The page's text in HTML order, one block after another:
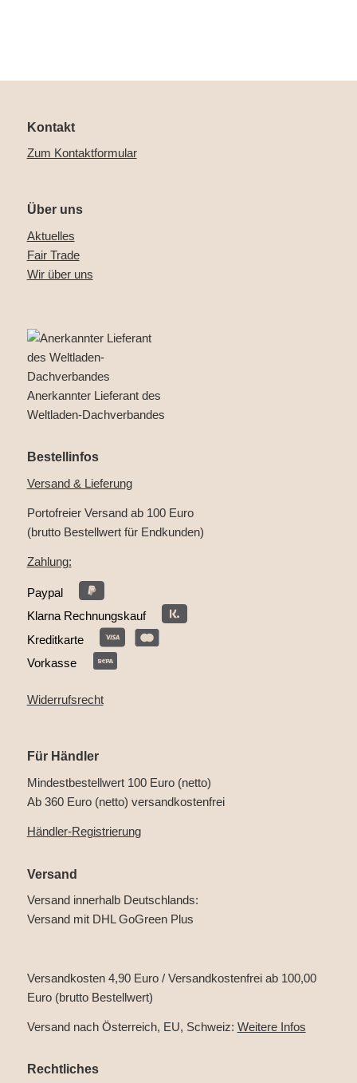
Kontakt
Zum Kontaktformular
Über uns
Aktuelles
Fair Trade
Wir über uns
Anerkannter Lieferant des
Weltladen-Dachverbandes
Bestellinfos
Versand & Lieferung
Portofreier Versand ab 100 Euro
(brutto Bestellwert für Endkunden)
Zahlung:
Paypal
Klarna Rechnungskauf
Kreditkarte
Vorkasse
Widerrufsrecht
Für Händler
Mindestbestellwert 100 Euro (netto)
Ab 360 Euro (netto) versandkostenfrei
Händler-Registrierung
Versand
Versand innerhalb Deutschlands:
Versand mit DHL GoGreen Plus
Versandkosten 4,90 Euro / Versandkostenfrei ab 100,00
Euro (brutto Bestellwert)
Versand nach Österreich, EU, Schweiz: Weitere Infos
Rechtliches